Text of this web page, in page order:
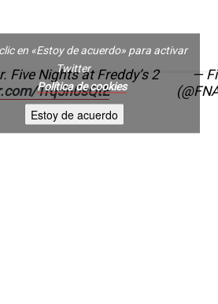
Five Nights at Freddy’s 2
1rq5n0sQtE
—
en «Estoy de acuerdo» para activar
Twitter
Política de cookies
Estoy de acuerdo